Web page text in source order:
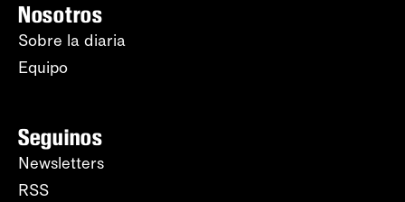
Nosotros
Sobre la diaria
Equipo
Seguinos
Newsletters
RSS